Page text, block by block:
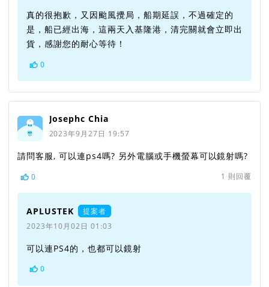
真的很抱歉，又因颱風攪局，船期延誤，不過確定的
是，船已經出海，這兩天入基隆港，清完關就會立即出
貨，感謝您的耐心等待！
0
Josephc Chia
2023年9月27日 19:57
請問客服, 可以連ps4嗎? 另外電腦或手機螢幕可以鏡射嗎?
0 1 則回覆
APLUSTEK
提案者
2023年10月02日 01:03
可以連PS4的，也都可以鏡射
0